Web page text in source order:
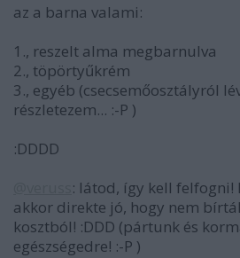
az a barna valami:
1., reszelt alma megbarnulva
2., töpörtyűkrém
3., egyéb (csecsemőosztályról
részletezem... :-P )
:DDDD
: látod, így kell
akkor direkte jó, hogy nem
kosztból! :DDD (pártunk és
egészségedre! :-P )